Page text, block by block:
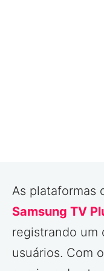
As plataformas
Samsung TV
registrando um
usuários. Com